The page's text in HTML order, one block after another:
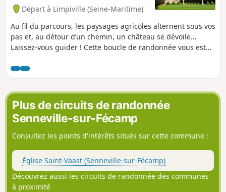
Départ à Limpiville (Seine-Maritime)
Au fil du parcours, les paysages agricoles alternent sous vos
pas et, au détour d’un chemin, un château se dévoile…
Laissez-vous guider ! Cette boucle de randonnée vous est
Tourisme : elle est balisée, entretenue et inscrite au PDESI
(Plan Départemental des Espaces, Sites et Itinéraires) afin
de vous assurer qualité et sécurité tout au long du
parcours.
Plus de circuits de randonnée
Senneville-sur-Fécamp
Consultez les points d'intérêts situés sur cette commune :
Église Saint-Vaast (Senneville-sur-Fécamp)
Découvrez aussi les circuits de randonnée des communes
à proximité